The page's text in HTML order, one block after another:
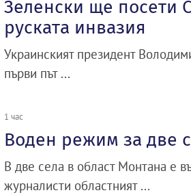
Зеленски ще посети
руската инвазия
Украинският президент
първи път ...
1 час
Воден режим за две
В две села в област Монтана е
журналисти областният ...